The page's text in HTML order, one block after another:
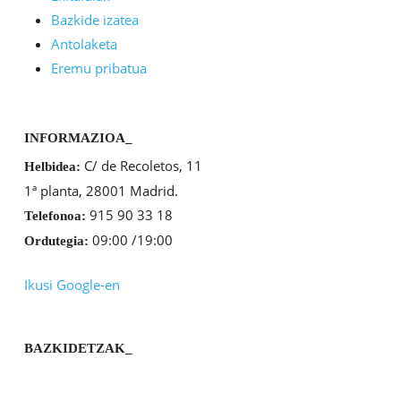
Bazkide izatea
Antolaketa
Eremu pribatua
INFORMAZIOA_
Helbidea: C/ de Recoletos, 11
1ª planta, 28001 Madrid.
Telefonoa: 915 90 33 18
Ordutegia: 09:00 /19:00
Ikusi Google-en
BAZKIDETZAK_